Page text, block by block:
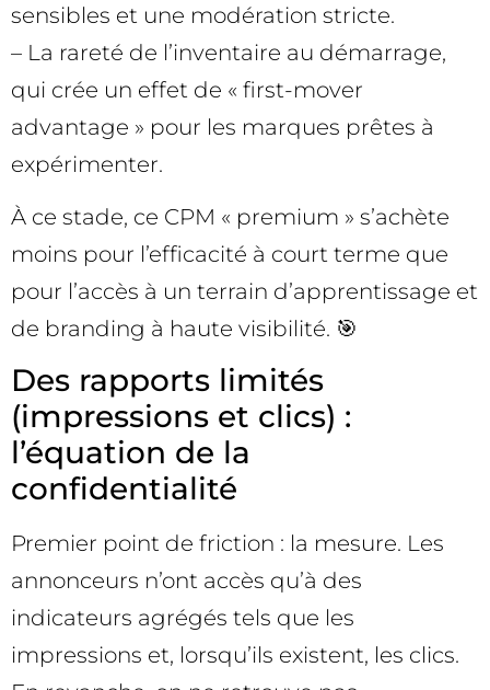
sensibles et une modération stricte.
– La rareté de l’inventaire au démarrage,
qui crée un effet de « first-mover
advantage » pour les marques prêtes à
expérimenter.
À ce stade, ce CPM « premium » s’achète
moins pour l’efficacité à court terme que
pour l’accès à un terrain d’apprentissage et
de branding à haute visibilité. 🎯
Des rapports limités
(impressions et clics) :
l’équation de la
confidentialité
Premier point de friction : la mesure. Les
annonceurs n’ont accès qu’à des
indicateurs agrégés tels que les
impressions et, lorsqu’ils existent, les clics.